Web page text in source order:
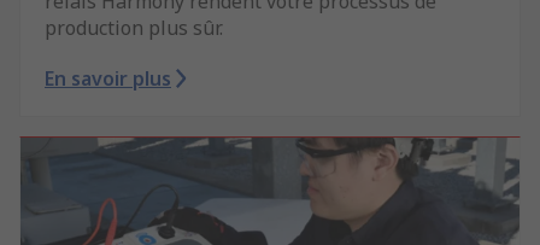
production plus sûr.
En savoir plus